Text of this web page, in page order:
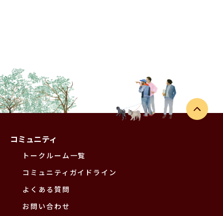
コミュニティ
トークルーム一覧
コミュニティガイドライン
よくある質問
お問い合わせ